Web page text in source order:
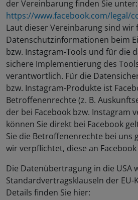
der Vereinbarung finden Sie unter:
https://www.facebook.com/legal/
Laut dieser Vereinbarung sind
Datenschutzinformationen beim
bzw. Instagram-Tools und für die
sichere Implementierung des
verantwortlich. Für die
bzw. Instagram-Produkte ist
Betroffenenrechte (z. B.
der bei Facebook bzw. Instagram
können Sie direkt bei Facebook
Sie die Betroffenenrechte bei uns
wir verpflichtet, diese an
Die Datenübertragung in die USA
Standardvertragsklauseln der
Details finden Sie hier: